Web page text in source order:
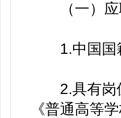
（一）应
1.中国国籍
2.具有岗位
《普通高等